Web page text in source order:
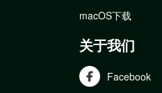
macOS下载
关于我们
Facebook